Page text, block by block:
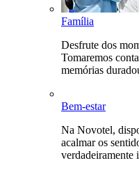
Família
Desfrute dos
Tomaremos
memórias
Bem-estar
Na Novotel,
acalmar os
verdadeiramente